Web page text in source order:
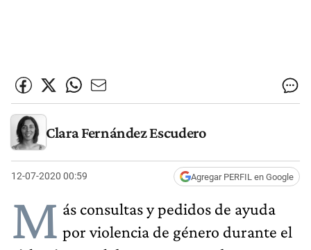
Clara Fernández Escudero
12-07-2020 00:59 Agregar PERFIL en Google
M ás consultas y pedidos de ayuda
por violencia de género durante el